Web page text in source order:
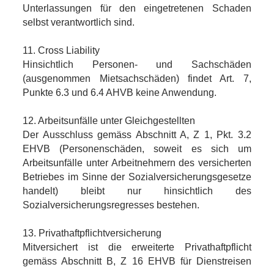
Unterlassungen für den eingetretenen Schaden
selbst verantwortlich sind.
11. Cross Liability
Hinsichtlich Personen- und Sachschäden
(ausgenommen Mietsachschäden) findet Art. 7,
Punkte 6.3 und 6.4 AHVB keine Anwendung.
12. Arbeitsunfälle unter Gleichgestellten
Der Ausschluss gemäss Abschnitt A, Z 1, Pkt. 3.2
EHVB (Personenschäden, soweit es sich um
Arbeitsunfälle unter Arbeitnehmern des versicherten
Betriebes im Sinne der Sozialversicherungsgesetze
handelt) bleibt nur hinsichtlich des
Sozialversicherungsregresses bestehen.
13. Privathaftpflichtversicherung
Mitversichert ist die erweiterte Privathaftpflicht
gemäss Abschnitt B, Z 16 EHVB für Dienstreisen